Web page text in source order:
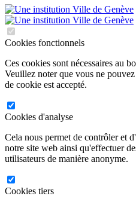
Cookies fonctionnels
Ces cookies sont nécessaires au
Veuillez noter que vous ne
de cookie est accepté.
Cookies d'analyse
Cela nous permet de contrôler et
notre site web ainsi qu'effectuer
utilisateurs de manière anonyme.
Cookies tiers